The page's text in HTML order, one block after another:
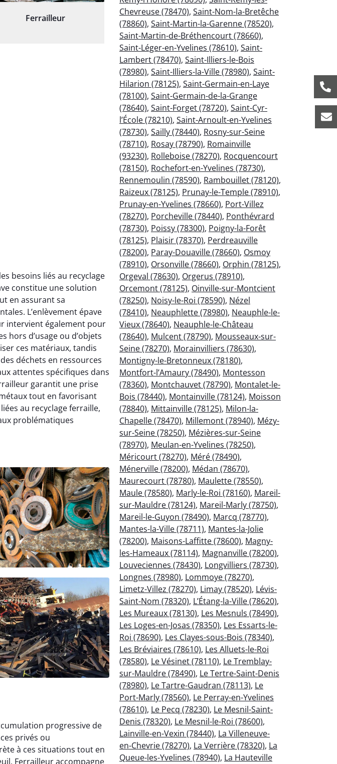
Ferrailleur
besoins liés au recyclage
constitue une solution
en assurant sa
L’enlèvement épave
intervient également pour
hors d’usage ou d’objets
ces matériaux, tandis
déchets en ressources
attentes spécifiques dans
garantit une prise
tout en favorisant
au recyclage ferraille,
problématiques
progressive de
privés ou
à ces situations tout en
Ferrailleur accompagne
Chevreuse (78470), Saint-Nom-la-Bretêche
(78860), Saint-Martin-la-Garenne (78520),
Saint-Martin-de-Bréthencourt (78660),
Saint-Léger-en-Yvelines (78610), Saint-
Lambert (78470), Saint-Illiers-le-Bois
(78980), Saint-Illiers-la-Ville (78980), Saint-
Hilarion (78125), Saint-Germain-en-Laye
(78100), Saint-Germain-de-la-Grange
(78640), Saint-Forget (78720), Saint-Cyr-
l’École (78210), Saint-Arnoult-en-Yvelines
(78730), Sailly (78440), Rosny-sur-Seine
(78710), Rosay (78790), Romainville
(93230), Rolleboise (78270), Rocquencourt
(78150), Rochefort-en-Yvelines (78730),
Rennemoulin (78590), Rambouillet (78120),
Raizeux (78125), Prunay-le-Temple (78910),
Prunay-en-Yvelines (78660), Port-Villez
(78270), Porcheville (78440), Ponthévrard
(78730), Poissy (78300), Poigny-la-Forêt
(78125), Plaisir (78370), Perdreauville
(78200), Paray-Douaville (78660), Osmoy
(78910), Orsonville (78660), Orphin (78125),
Orgeval (78630), Orgerus (78910),
Orcemont (78125), Oinville-sur-Montcient
(78250), Noisy-le-Roi (78590), Nézel
(78410), Neauphlette (78980), Neauphle-le-
Vieux (78640), Neauphle-le-Château
(78640), Mulcent (78790), Mousseaux-sur-
Seine (78270), Morainvilliers (78630),
Montigny-le-Bretonneux (78180),
Montfort-l’Amaury (78490), Montesson
(78360), Montchauvet (78790), Montalet-le-
Bois (78440), Montainville (78124), Moisson
(78840), Mittainville (78125), Milon-la-
Chapelle (78470), Millemont (78940), Mézy-
sur-Seine (78250), Mézières-sur-Seine
(78970), Meulan-en-Yvelines (78250),
Méricourt (78270), Méré (78490),
Ménerville (78200), Médan (78670),
Maurecourt (78780), Maulette (78550),
Maule (78580), Marly-le-Roi (78160), Mareil-
sur-Mauldre (78124), Mareil-Marly (78750),
Mareil-le-Guyon (78490), Marcq (78770),
Mantes-la-Ville (78711), Mantes-la-Jolie
(78200), Maisons-Laffitte (78600), Magny-
les-Hameaux (78114), Magnanville (78200),
Louveciennes (78430), Longvilliers (78730),
Longnes (78980), Lommoye (78270),
Limetz-Villez (78270), Limay (78520), Lévis-
Saint-Nom (78320), L’Étang-la-Ville (78620),
Les Mureaux (78130), Les Mesnuls (78490),
Les Loges-en-Josas (78350), Les Essarts-le-
Roi (78690), Les Clayes-sous-Bois (78340),
Les Bréviaires (78610), Les Alluets-le-Roi
(78580), Le Vésinet (78110), Le Tremblay-
sur-Mauldre (78490), Le Tertre-Saint-Denis
(78980), Le Tartre-Gaudran (78113), Le
Port-Marly (78560), Le Perray-en-Yvelines
(78610), Le Pecq (78230), Le Mesnil-Saint-
Denis (78320), Le Mesnil-le-Roi (78600),
Lainville-en-Vexin (78440), La Villeneuve-
en-Chevrie (78270), La Verrière (78320), La
Queue-les-Yvelines (78940), La Hauteville